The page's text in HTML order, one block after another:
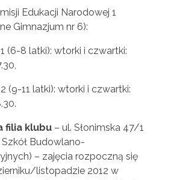
Edukacji Narodowej 1
Gimnazjum nr 6):
(6-8 latki): wtorki i czwartki:
(9-11 latki): wtorki i czwartki:
filia klubu– ul. Słonimska 47/1
Szkół Budowlano-
– zajęcia rozpoczną się
listopadzie 2012 w